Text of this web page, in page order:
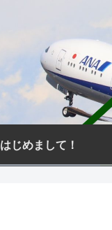
はじめまして！